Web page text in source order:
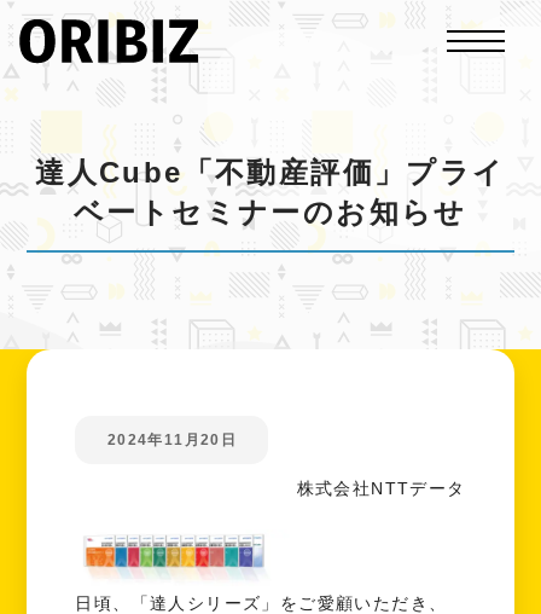
達人Cube「不動産評価」プライ
ベートセミナーのお知らせ
2024年11月20日
株式会社NTTデータ
日頃、「達人シリーズ」をご愛顧いただき、